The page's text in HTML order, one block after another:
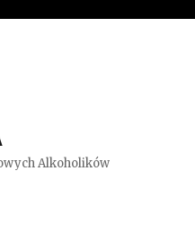
Alkoholików